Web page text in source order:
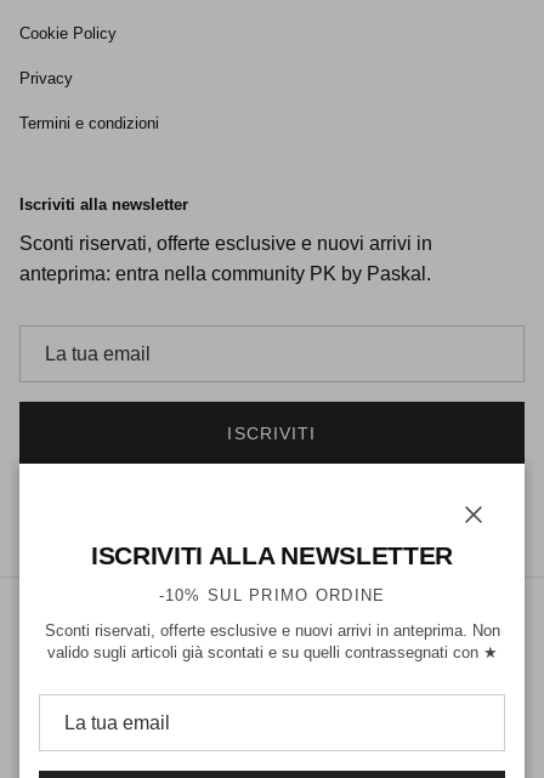
Cookie Policy
Privacy
Termini e condizioni
Iscriviti alla newsletter
Sconti riservati, offerte esclusive e nuovi arrivi in
anteprima: entra nella community PK by Paskal.
ISCRIVITI
Paese/Regione Lingua
ISCRIVITI ALLA NEWSLETTER
-10% SUL PRIMO ORDINE
Sconti riservati, offerte esclusive e nuovi arrivi in anteprima. Non
valido sugli articoli già scontati e su quelli contrassegnati con ★